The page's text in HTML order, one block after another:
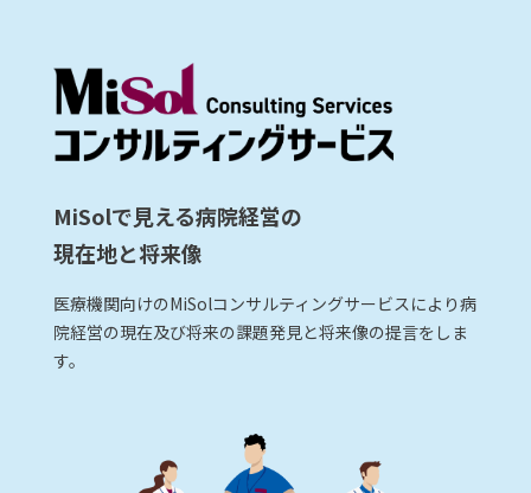
MiSolで見える病院経営の
現在地と将来像
医療機関向けのMiSolコンサルティングサービスにより病
院経営の現在及び将来の課題発見と将来像の提言をしま
す。